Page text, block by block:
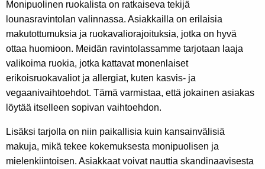
Monipuolinen ruokalista on ratkaiseva tekijä
lounasravintolan valinnassa. Asiakkailla on erilaisia
makutottumuksia ja ruokavaliorajoituksia, jotka on hyvä
ottaa huomioon. Meidän ravintolassamme tarjotaan laaja
valikoima ruokia, jotka kattavat monenlaiset
erikoisruokavaliot ja allergiat, kuten kasvis- ja
vegaanivaihtoehdot. Tämä varmistaa, että jokainen asiakas
löytää itselleen sopivan vaihtoehdon.
Lisäksi tarjolla on niin paikallisia kuin kansainvälisiä
makuja, mikä tekee kokemuksesta monipuolisen ja
mielenkiintoisen. Asiakkaat voivat nauttia skandinaavisesta